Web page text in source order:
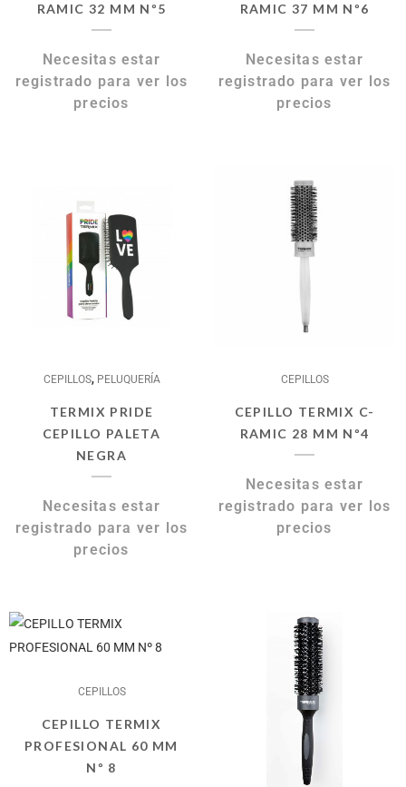
RAMIC 32 MM Nº5
Necesitas estar
registrado para ver los
precios
RAMIC 37 MM Nº6
Necesitas estar
registrado para ver los
precios
CEPILLOS, PELUQUERÍA
TERMIX PRIDE
CEPILLO PALETA
NEGRA
Necesitas estar
registrado para ver los
precios
CEPILLOS
CEPILLO TERMIX C-
RAMIC 28 MM Nº4
Necesitas estar
registrado para ver los
precios
CEPILLOS
CEPILLO TERMIX
PROFESIONAL 60 MM
Nº 8